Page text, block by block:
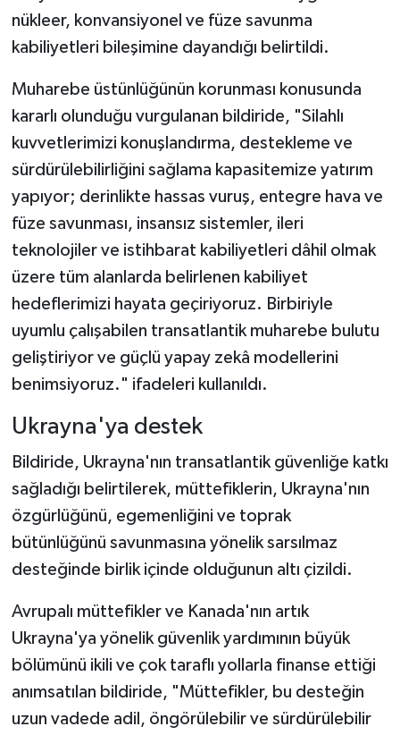
nükleer, konvansiyonel ve füze savunma
kabiliyetleri bileşimine dayandığı belirtildi.
Muharebe üstünlüğünün korunması konusunda
kararlı olunduğu vurgulanan bildiride, "Silahlı
kuvvetlerimizi konuşlandırma, destekleme ve
sürdürülebilirliğini sağlama kapasitemize yatırım
yapıyor; derinlikte hassas vuruş, entegre hava ve
füze savunması, insansız sistemler, ileri
teknolojiler ve istihbarat kabiliyetleri dâhil olmak
üzere tüm alanlarda belirlenen kabiliyet
hedeflerimizi hayata geçiriyoruz. Birbiriyle
uyumlu çalışabilen transatlantik muharebe bulutu
geliştiriyor ve güçlü yapay zekâ modellerini
benimsiyoruz." ifadeleri kullanıldı.
Ukrayna'ya destek
Bildiride, Ukrayna'nın transatlantik güvenliğe katkı
sağladığı belirtilerek, müttefiklerin, Ukrayna'nın
özgürlüğünü, egemenliğini ve toprak
bütünlüğünü savunmasına yönelik sarsılmaz
desteğinde birlik içinde olduğunun altı çizildi.
Avrupalı müttefikler ve Kanada'nın artık
Ukrayna'ya yönelik güvenlik yardımının büyük
bölümünü ikili ve çok taraflı yollarla finanse ettiği
anımsatılan bildiride, "Müttefikler, bu desteğin
uzun vadede adil, öngörülebilir ve sürdürülebilir